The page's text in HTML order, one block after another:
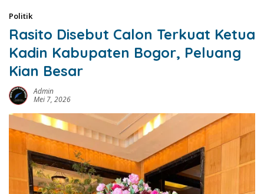
Politik
Rasito Disebut Calon Terkuat Ketua
Kadin Kabupaten Bogor, Peluang
Kian Besar
Admin
Mei 7, 2026